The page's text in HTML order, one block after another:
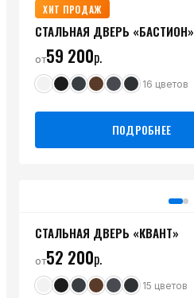
ХИТ ПРОДАЖ
СТАЛЬНАЯ ДВЕРЬ «БАСТИОН»
от59 200р.
16 цветов
ПОДРОБНЕЕ
СТАЛЬНАЯ ДВЕРЬ «КВАНТ»
от52 200р.
15 цветов